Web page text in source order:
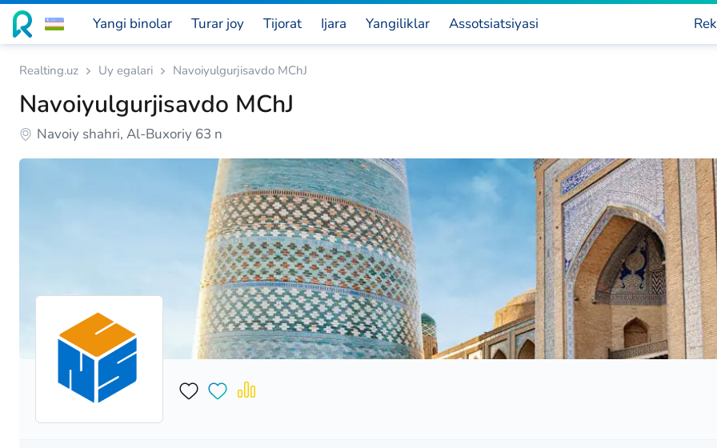
Yangi binolar Turar joy Tijorat Ijara Yangiliklar Assotsiatsiyasi
Realting.uz Uy egalari Navoiyulgurjisavdo MChJ
Navoiyulgurjisavdo MChJ
Navoiy shahri, Al-Buxoriy 63 n